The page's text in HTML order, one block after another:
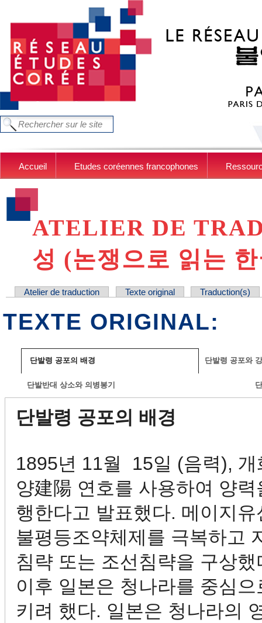
Aller au contenu principal
FORMULAIRE DE RECHERCHE
Chercher dans ce site
Accueil Etudes coréennes francophones
ATELIER DE
성 (논쟁으로 읽는
Atelier de traduction Texte original Traduction(s)
TEXTE ORIGINAL:
단발령 공포의 배경 단발령 공포와
단발반대 상소와 의병봉기
단발령 공포의 배경
1895년 11월 15일 (음력),
양建陽 연호를 사용하여 양
행한다고 발표했다. 메이지
불평등조약체제를 극복하고
침략 또는 조선침략을 구상
이후 일본은 청나라를 중심
키려 했다. 일본은 청나라의